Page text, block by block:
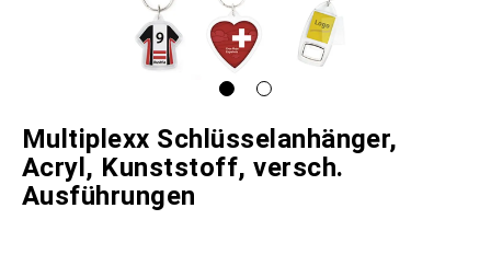
Multiplexx Schlüsselanhänger,
Acryl, Kunststoff, versch.
Ausführungen